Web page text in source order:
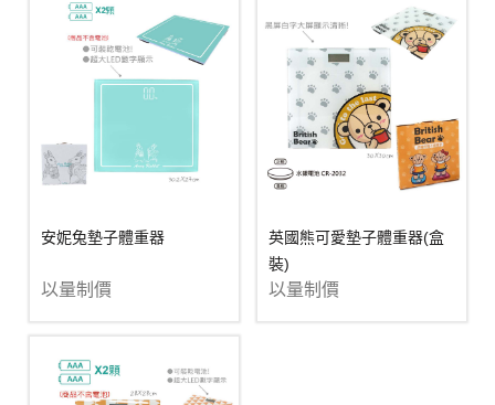
安妮兔墊子體重器
以量制價
英國熊可愛墊子體重器(盒
裝)
以量制價